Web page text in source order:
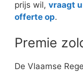
prijs wil, vraagt
offerte op.
Premie
De Vlaamse